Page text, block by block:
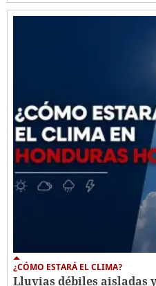
¿CÓMO ESTARÁ EL CLIMA?
Lluvias débiles aisladas